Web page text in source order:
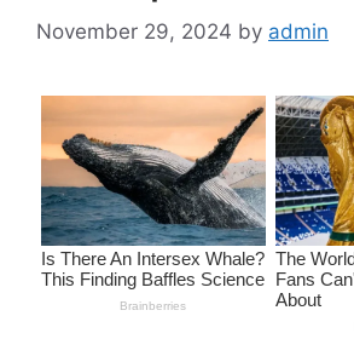
November 29, 2024 by admin